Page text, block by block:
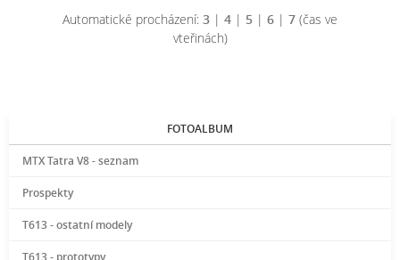
Automatické procházení: 3 | 4 | 5 | 6 | 7 (čas ve
vteřinách)
FOTOALBUM
MTX Tatra V8 - seznam
Prospekty
T613 - ostatní modely
T613 - prototypy